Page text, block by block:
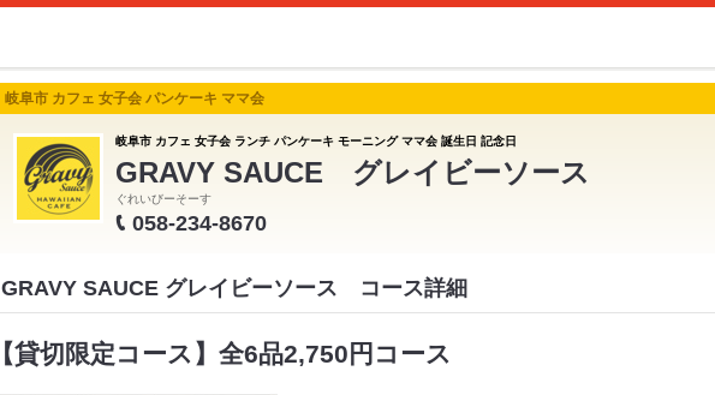
岐阜市 カフェ 女子会 パンケーキ ママ会
岐阜市 カフェ 女子会 ランチ パンケーキ モーニング ママ会 誕生日 記念日
GRAVY SAUCE グレイビーソース
ぐれいびーそーす
058-234-8670
GRAVY SAUCE グレイビーソース コース詳細
【貸切限定コース】全6品2,750円コース